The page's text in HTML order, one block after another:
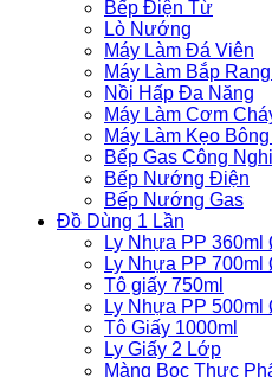
Bếp Điện Từ
Lò Nướng
Máy Làm Đá Viên
Máy Làm Bắp
Nồi Hấp Đa Năng
Máy Làm Cơm
Máy Làm Kẹo
Bếp Gas Công
Bếp Nướng Điện
Bếp Nướng Gas
Đồ Dùng 1 Lần
Ly Nhựa PP
Ly Nhựa PP
Tô giấy 750ml
Ly Nhựa PP
Tô Giấy 1000ml
Ly Giấy 2 Lớp
Màng Bọc Thực